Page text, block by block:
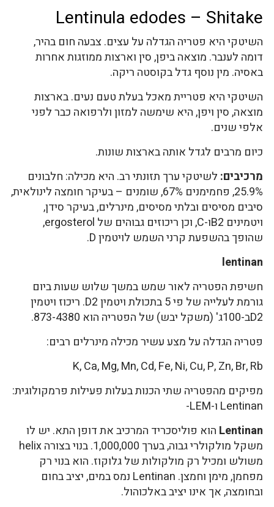
Lentinula edodes – Shitake
השיטקי היא פטריה הגדלה על עצים. צבעה חום בהיר,
דומה לענבר. מוצאה ביפן, סין וארצות ממוזגות אחרות
באסיה. מין נוסף גדל בקוסטה ריקה.
השיטקי היא פטריית מאכל בעלת טעם נעים. בארצות
מוצאה, סין ויפן, היא שימשה למזון ולרפואה כבר לפני
אלפי שנים.
כיום מרבים לגדל אותה בארצות שונות.
מרכיבים: לשיטקי ערך תזונתי רב. היא מכילה: חלבונים
25.9%, פחמימנים 67%, שומנים – בעיקר חומצה לינולאית,
סיבים מסיסים ובלתי מסיסים, מינרלים, בעיקר סידן,
ויטמינים B2ו-C, וכן ריכוזים גבוהים של ergosterol,
שהופך בהשפעת קרני השמש לויטמין D.
lentinan
חשיפת הפטריה לאור שמש במשך שלוש שעות ביום
גורמת לעלייה של פי 5 בתכולת ויטמין D2. ריכוז ויטמין
D2ב-100ג' (משקל יבש) של הפטריה הוא 873-4380.
פטריה הגדלה על מצע עשיר מכילה מינרלים רבים:
K, Ca, Mg, Mn, Cd, Fe, Ni, Cu, P, Zn, Br, Rb
מפיקים מהפטריה שתי הכנות בעלות פעילות פרמקולוגית:
Lentinan ו-LEM-
Lentinan הוא פוליסכריד המרכיב את דופן התא. יש לו
משקל מולקולרי גבוה, בערך 1,000,000. בנוי בצורה helix
משולש ומכיל רק מולקולות של גלוקוז. הוא בנוי רק
מפחמן, מימן וחמצן. Lentinan נמס במים, יציב בחום
ובחומצה, אך אינו יציב באלכוהול.